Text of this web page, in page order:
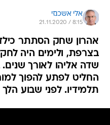
אלי אשכנזי
21.11.2020 / 8:15
אהרון שחק הסתתר
בצרפת, ולימים היה
שדה אליהו לאורך שנים.
החליט לפתע להפוך
תלמידיו. לפני שבוע הלך